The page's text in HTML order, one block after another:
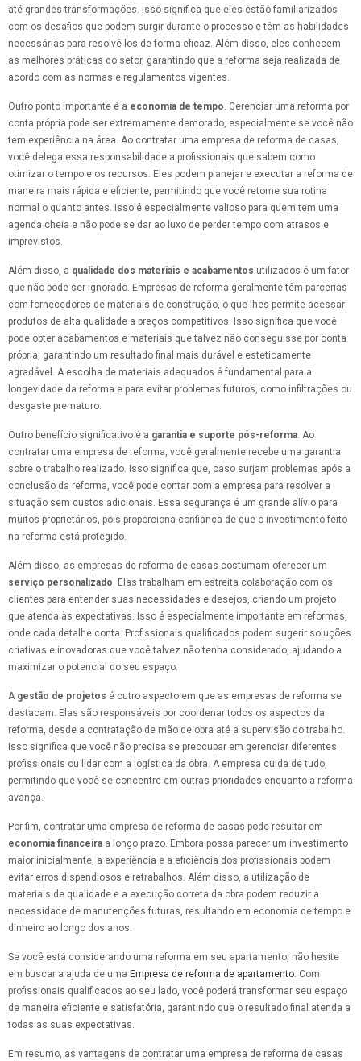
até grandes transformações. Isso significa que eles estão familiarizados
com os desafios que podem surgir durante o processo e têm as habilidades
necessárias para resolvê-los de forma eficaz. Além disso, eles conhecem
as melhores práticas do setor, garantindo que a reforma seja realizada de
acordo com as normas e regulamentos vigentes.
Outro ponto importante é a economia de tempo. Gerenciar uma reforma por
conta própria pode ser extremamente demorado, especialmente se você não
tem experiência na área. Ao contratar uma empresa de reforma de casas,
você delega essa responsabilidade a profissionais que sabem como
otimizar o tempo e os recursos. Eles podem planejar e executar a reforma de
maneira mais rápida e eficiente, permitindo que você retome sua rotina
normal o quanto antes. Isso é especialmente valioso para quem tem uma
agenda cheia e não pode se dar ao luxo de perder tempo com atrasos e
imprevistos.
Além disso, a qualidade dos materiais e acabamentos utilizados é um fator
que não pode ser ignorado. Empresas de reforma geralmente têm parcerias
com fornecedores de materiais de construção, o que lhes permite acessar
produtos de alta qualidade a preços competitivos. Isso significa que você
pode obter acabamentos e materiais que talvez não conseguisse por conta
própria, garantindo um resultado final mais durável e esteticamente
agradável. A escolha de materiais adequados é fundamental para a
longevidade da reforma e para evitar problemas futuros, como infiltrações ou
desgaste prematuro.
Outro benefício significativo é a garantia e suporte pós-reforma. Ao
contratar uma empresa de reforma, você geralmente recebe uma garantia
sobre o trabalho realizado. Isso significa que, caso surjam problemas após a
conclusão da reforma, você pode contar com a empresa para resolver a
situação sem custos adicionais. Essa segurança é um grande alívio para
muitos proprietários, pois proporciona confiança de que o investimento feito
na reforma está protegido.
Além disso, as empresas de reforma de casas costumam oferecer um
serviço personalizado. Elas trabalham em estreita colaboração com os
clientes para entender suas necessidades e desejos, criando um projeto
que atenda às expectativas. Isso é especialmente importante em reformas,
onde cada detalhe conta. Profissionais qualificados podem sugerir soluções
criativas e inovadoras que você talvez não tenha considerado, ajudando a
maximizar o potencial do seu espaço.
A gestão de projetos é outro aspecto em que as empresas de reforma se
destacam. Elas são responsáveis por coordenar todos os aspectos da
reforma, desde a contratação de mão de obra até a supervisão do trabalho.
Isso significa que você não precisa se preocupar em gerenciar diferentes
profissionais ou lidar com a logística da obra. A empresa cuida de tudo,
permitindo que você se concentre em outras prioridades enquanto a reforma
avança.
Por fim, contratar uma empresa de reforma de casas pode resultar em
economia financeira a longo prazo. Embora possa parecer um investimento
maior inicialmente, a experiência e a eficiência dos profissionais podem
evitar erros dispendiosos e retrabalhos. Além disso, a utilização de
materiais de qualidade e a execução correta da obra podem reduzir a
necessidade de manutenções futuras, resultando em economia de tempo e
dinheiro ao longo dos anos.
Se você está considerando uma reforma em seu apartamento, não hesite
em buscar a ajuda de uma Empresa de reforma de apartamento. Com
profissionais qualificados ao seu lado, você poderá transformar seu espaço
de maneira eficiente e satisfatória, garantindo que o resultado final atenda a
todas as suas expectativas.
Em resumo, as vantagens de contratar uma empresa de reforma de casas